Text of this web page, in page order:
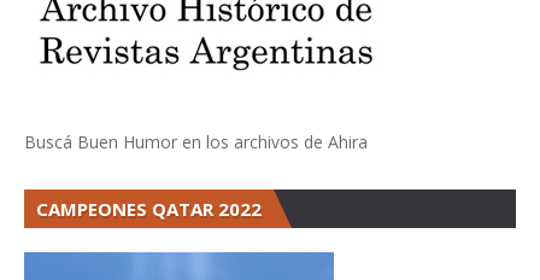
Buscá Buen Humor en los archivos de Ahira
CAMPEONES QATAR 2022